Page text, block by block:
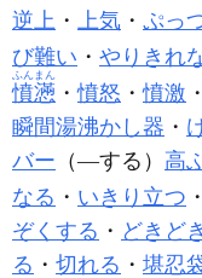
逆上 ・ 上気 ・ ぷっ
び難い ・ やりきれ
憤懣
ふんまん
・憤怒 ・憤激 ・
瞬間湯沸かし器 ・
バー （―する） 高
なる ・ いきり立つ ・
ぞくする ・ どきど
る ・ 切れる ・ 堪忍